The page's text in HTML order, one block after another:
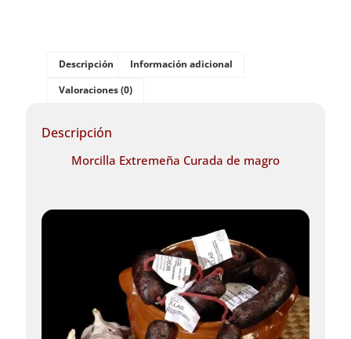
Descripción
Información adicional
Valoraciones (0)
Descripción
Morcilla Extremeña Curada de magro